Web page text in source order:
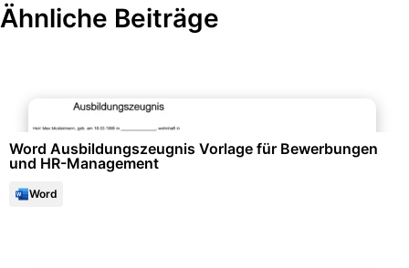
Ähnliche Beiträge
Word Ausbildungszeugnis Vorlage für Bewerbungen
und HR-Management
Word